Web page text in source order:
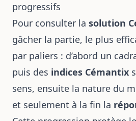
progressifs
Pour consulter la solution
gâcher la partie, le plus
par paliers : d’abord un
puis des indices Cémantix
sens, ensuite la nature du
et seulement à la fin la